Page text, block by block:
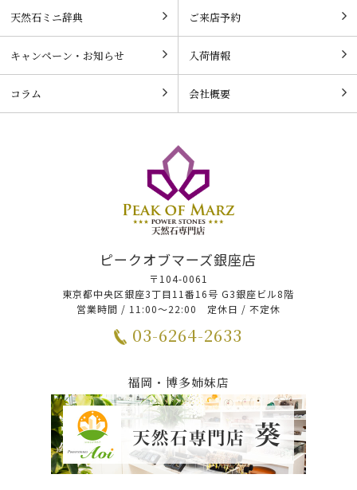
天然石ミニ辞典 ご来店予約
キャンペーン・お知らせ 入荷情報
コラム 会社概要
ピークオブマーズ銀座店
〒104-0061
東京都中央区銀座3丁目11番16号 G3銀座ビル8階
営業時間 / 11:00～22:00 定休日 / 不定休
03-6264-2633
福岡・博多姉妹店